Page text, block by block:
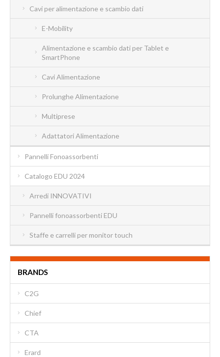
Cavi per alimentazione e scambio dati
E-Mobility
Alimentazione e scambio dati per Tablet e
SmartPhone
Cavi Alimentazione
Prolunghe Alimentazione
Multiprese
Adattatori Alimentazione
Pannelli Fonoassorbenti
Catalogo EDU 2024
Arredi INNOVATIVI
Pannelli fonoassorbenti EDU
Staffe e carrelli per monitor touch
BRANDS
C2G
Chief
CTA
Erard